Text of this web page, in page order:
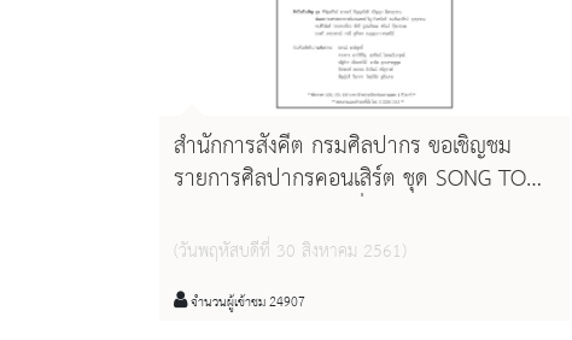
สำนักการสังคีต กรมศิลปากร ขอเชิญชม
รายการศิลปากรคอนเสิร์ต ชุด SONG TO
เวลา 14.00 น.โรงละครแห่งชาติ
(วันพฤหัสบดีที่ 30 สิงหาคม 2561)
จำนวนผู้เข้าชม 24907